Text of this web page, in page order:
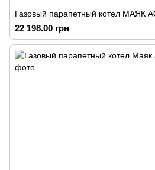
Газовый парапетный котел МАЯК
22 198.00 грн